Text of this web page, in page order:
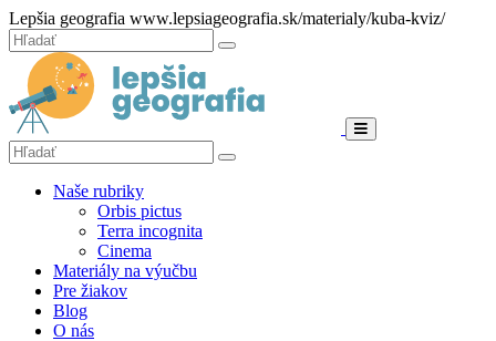
Hore
Lepšia geografia www.lepsiageografia.sk/materialy/kuba-kviz/
Zatvoriť
Hľadať:
Hľadať
Menu
Hľadať:
Hľadať
Naše rubriky
Orbis pictus
Terra incognita
Cinema
Materiály na výučbu
Pre žiakov
Blog
O nás